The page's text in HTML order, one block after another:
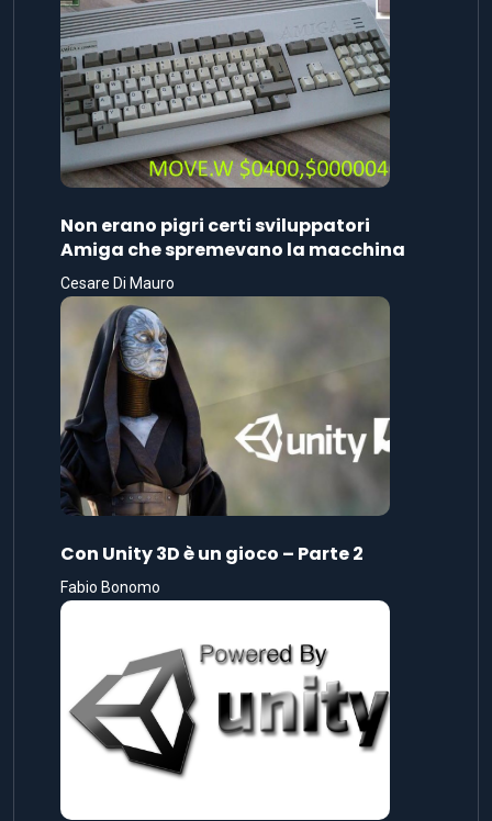
Non erano pigri certi sviluppatori
Amiga che spremevano la macchina
Cesare Di Mauro
Con Unity 3D è un gioco – Parte 2
Fabio Bonomo